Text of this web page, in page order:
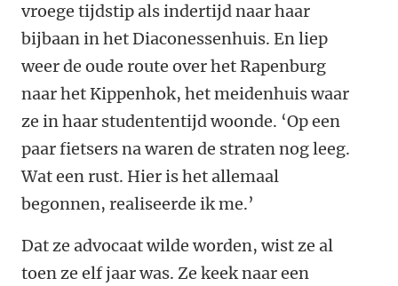
vroege tijdstip als indertijd naar haar
bijbaan in het Diaconessenhuis. En liep
weer de oude route over het Rapenburg
naar het Kippenhok, het meidenhuis waar
ze in haar studententijd woonde. ‘Op een
paar fietsers na waren de straten nog leeg.
Wat een rust. Hier is het allemaal
begonnen, realiseerde ik me.’
Dat ze advocaat wilde worden, wist ze al
toen ze elf jaar was. Ze keek naar een